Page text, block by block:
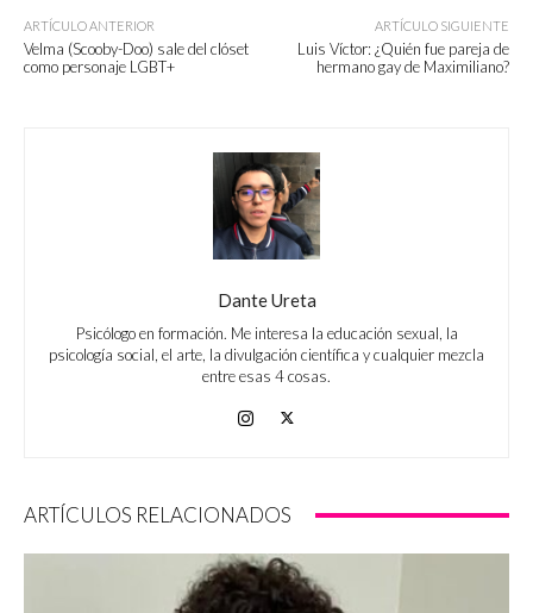
ARTÍCULO ANTERIOR
Velma (Scooby-Doo) sale del clóset
como personaje LGBT+
ARTÍCULO SIGUIENTE
Luis Víctor: ¿Quién fue pareja de
hermano gay de Maximiliano?
Dante Ureta
Psicólogo en formación. Me interesa la educación sexual, la
psicología social, el arte, la divulgación científica y cualquier mezcla
entre esas 4 cosas.
ARTÍCULOS RELACIONADOS